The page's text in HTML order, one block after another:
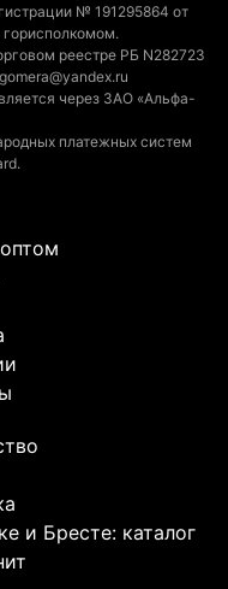
№ 191295864 от
реестре РБ N282723
через ЗАО «Альфа-
платежных систем
и Бресте: каталог